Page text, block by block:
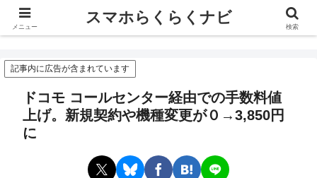
スマホらくらくナビ
記事内に広告が含まれています
ドコモ コールセンター経由での手数料値
上げ。新規契約や機種変更が０→3,850円
に
メニュー
スマホらくらくナビ
検索